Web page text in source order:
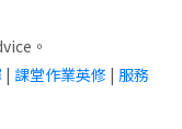
。
| 課堂作業英修 | 服務